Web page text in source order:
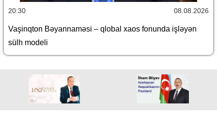
20:30 08.08.2026
Vaşinqton Bəyannaməsi – qlobal xaos fonunda işləyən
sülh modeli